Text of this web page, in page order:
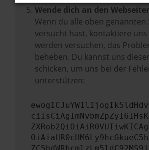
Wende dich an den
Wenn du alle oben genannten
versucht hast, kontaktiere
werden versuchen, das
beheben. Du kannst uns
schicken, um uns bei der
unterstützen: